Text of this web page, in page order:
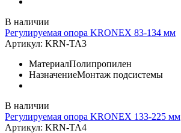
В наличии
Регулируемая опора KRONEX 83-134 мм
Артикул: KRN-TA3
МатериалПолипропилен
НазначениеМонтаж подсистемы
В наличии
Регулируемая опора KRONEX 133-225 мм
Артикул: KRN-TA4